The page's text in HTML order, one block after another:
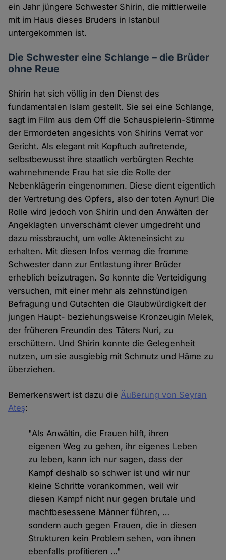
ein Jahr jüngere Schwester Shirin, die mittlerweile
mit im Haus dieses Bruders in Istanbul
untergekommen ist.
Die Schwester eine Schlange – die Brüder
ohne Reue
Shirin hat sich völlig in den Dienst des
fundamentalen Islam gestellt. Sie sei eine Schlange,
sagt im Film aus dem Off die Schauspielerin-Stimme
der Ermordeten angesichts von Shirins Verrat vor
Gericht. Als elegant mit Kopftuch auftretende,
selbstbewusst ihre staatlich verbürgten Rechte
wahrnehmende Frau hat sie die Rolle der
Nebenklägerin eingenommen. Diese dient eigentlich
der Vertretung des Opfers, also der toten Aynur! Die
Rolle wird jedoch von Shirin und den Anwälten der
Angeklagten unverschämt clever umgedreht und
dazu missbraucht, um volle Akteneinsicht zu
erhalten. Mit diesen Infos vermag die fromme
Schwester dann zur Entlastung ihrer Brüder
erheblich beizutragen. So konnte die Verteidigung
versuchen, mit einer mehr als zehnstündigen
Befragung und Gutachten die Glaubwürdigkeit der
jungen Haupt- beziehungsweise Kronzeugin Melek,
der früheren Freundin des Täters Nuri, zu
erschüttern. Und Shirin konnte die Gelegenheit
nutzen, um sie ausgiebig mit Schmutz und Häme zu
überziehen.
Bemerkenswert ist dazu dieÄußerung von Seyran
Ateş:
"Als Anwältin, die Frauen hilft, ihren
eigenen Weg zu gehen, ihr eigenes Leben
zu leben, kann ich nur sagen, dass der
Kampf deshalb so schwer ist und wir nur
kleine Schritte vorankommen, weil wir
diesen Kampf nicht nur gegen brutale und
machtbesessene Männer führen, …
sondern auch gegen Frauen, die in diesen
Strukturen kein Problem sehen, von ihnen
ebenfalls profitieren …"